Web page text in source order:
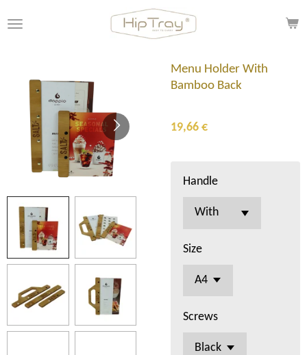
al
Menu Holder With
Bamboo Back
19,66 €
Handle
Size
Screws